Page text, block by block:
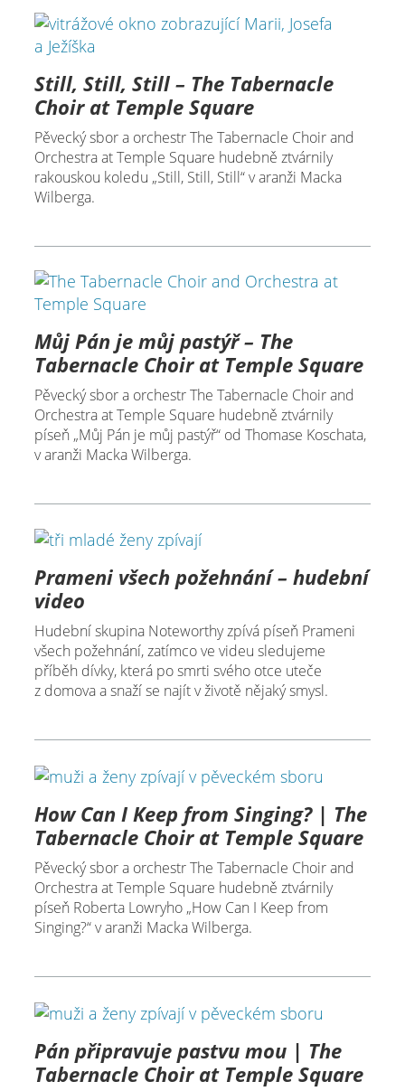
Still, Still, Still – The Tabernacle
Choir at Temple Square
Pěvecký sbor a orchestr The Tabernacle Choir and
Orchestra at Temple Square hudebně ztvárnily
rakouskou koledu „Still, Still, Still“ v aranži Macka
Wilberga.
Můj Pán je můj pastýř – The
Tabernacle Choir at Temple Square
Pěvecký sbor a orchestr The Tabernacle Choir and
Orchestra at Temple Square hudebně ztvárnily
píseň „Můj Pán je můj pastýř“ od Thomase Koschata,
v aranži Macka Wilberga.
Prameni všech požehnání – hudební
video
Hudební skupina Noteworthy zpívá píseň Prameni
všech požehnání, zatímco ve videu sledujeme
příběh dívky, která po smrti svého otce uteče
z domova a snaží se najít v životě nějaký smysl.
How Can I Keep from Singing? | The
Tabernacle Choir at Temple Square
Pěvecký sbor a orchestr The Tabernacle Choir and
Orchestra at Temple Square hudebně ztvárnily
píseň Roberta Lowryho „How Can I Keep from
Singing?“ v aranži Macka Wilberga.
Pán připravuje pastvu mou | The
Tabernacle Choir at Temple Square